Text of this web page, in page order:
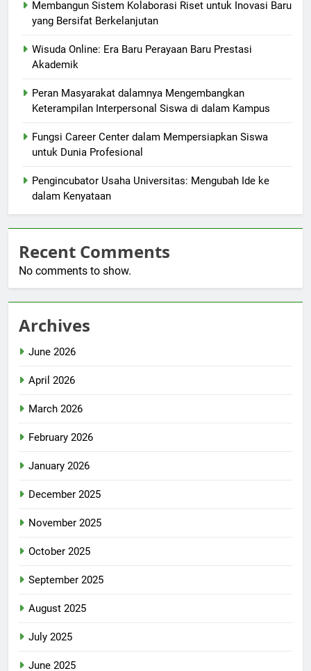
Membangun Sistem Kolaborasi Riset untuk Inovasi Baru
yang Bersifat Berkelanjutan
Wisuda Online: Era Baru Perayaan Baru Prestasi
Akademik
Peran Masyarakat dalamnya Mengembangkan
Keterampilan Interpersonal Siswa di dalam Kampus
Fungsi Career Center dalam Mempersiapkan Siswa
untuk Dunia Profesional
Pengincubator Usaha Universitas: Mengubah Ide ke
dalam Kenyataan
Recent Comments
No comments to show.
Archives
June 2026
April 2026
March 2026
February 2026
January 2026
December 2025
November 2025
October 2025
September 2025
August 2025
July 2025
June 2025